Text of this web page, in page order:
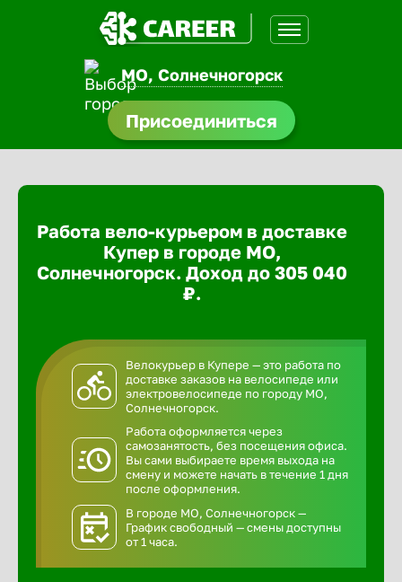
МО, Солнечногорск
Присоединиться
Работа вело-курьером в доставке
Купер в городе МО,
Солнечногорск. Доход до 305 040
₽.
Велокурьер в Купере — это работа по
доставке заказов на велосипеде или
электровелосипеде по городу МО,
Солнечногорск.
Работа оформляется через
самозанятость, без посещения офиса.
Вы сами выбираете время выхода на
смену и можете начать в течение 1 дня
после оформления.
В городе МО, Солнечногорск —
График свободный — смены доступны
от 1 часа.